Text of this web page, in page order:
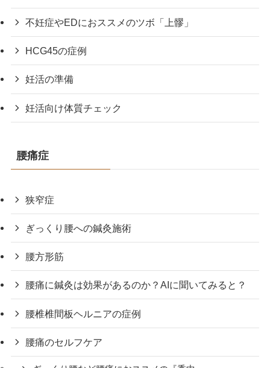
不妊症やEDにおススメのツボ「上髎」
HCG45の症例
妊活の準備
妊活向け体質チェック
腰痛症
狭窄症
ぎっくり腰への鍼灸施術
腰方形筋
腰痛に鍼灸は効果があるのか？AIに聞いてみると？
腰椎椎間板ヘルニアの症例
腰痛のセルフケア